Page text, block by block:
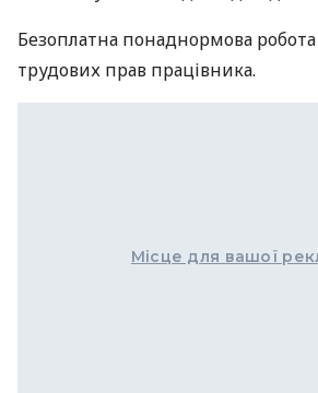
Безоплатна понаднормова
трудових прав працівника.
Місце для вашої